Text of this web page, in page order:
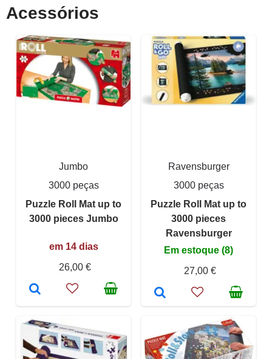
Acessórios
Jumbo
3000 peças
Puzzle Roll Mat up to
3000 pieces Jumbo
em 14 dias
26,00 €
Ravensburger
3000 peças
Puzzle Roll Mat up to
3000 pieces
Ravensburger
Em estoque (8)
27,00 €